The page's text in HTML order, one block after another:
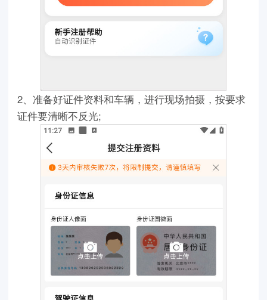
2、准备好证件资料和车辆，进行现场拍摄，按要求
证件要清晰不反光;